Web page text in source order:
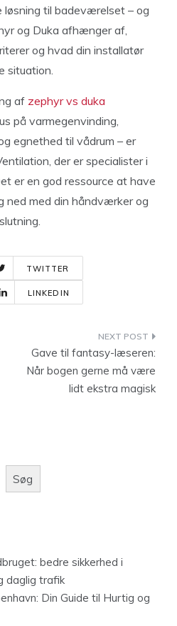
til badeværelset – og
og Duka afhænger af,
og hvad din installatør
situation.
af zephyr vs duka
på varmegenvinding,
egnethed til vådrum – er
der er specialister i
er en god ressource at have
med din håndværker og
TWITTER
LINKEDIN
Gave til fantasy-læseren:
Når bogen gerne må være
lidt ekstra magisk
Søg
bedre sikkerhed i
daglig trafik
Din Guide til Hurtig og